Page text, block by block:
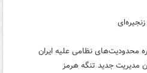
محدودیت‌های نظامی علیه ایران
مدیریت جدید تنگه هرمز